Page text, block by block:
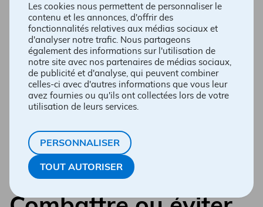
Les cookies nous permettent de personnaliser le
contenu et les annonces, d'offrir des
fonctionnalités relatives aux médias sociaux et
d'analyser notre trafic. Nous partageons
également des informations sur l'utilisation de
notre site avec nos partenaires de médias sociaux,
de publicité et d'analyse, qui peuvent combiner
celles-ci avec d'autres informations que vous leur
avez fournies ou qu'ils ont collectées lors de votre
utilisation de leurs services.
PERSONNALISER
TOUT AUTORISER